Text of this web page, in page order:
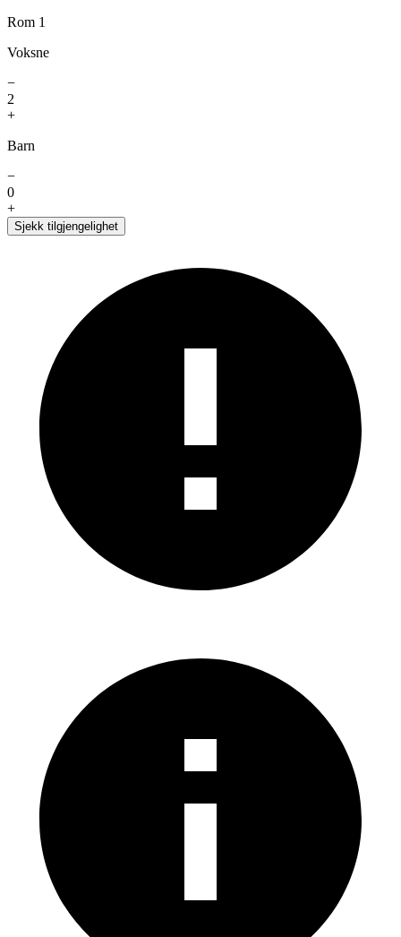
Rom 1
Voksne
−
2
+
Barn
−
0
+
Sjekk tilgjengelighet